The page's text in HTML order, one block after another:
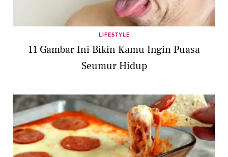
LIFESTYLE
11 Gambar Ini Bikin Kamu Ingin Puasa
Seumur Hidup